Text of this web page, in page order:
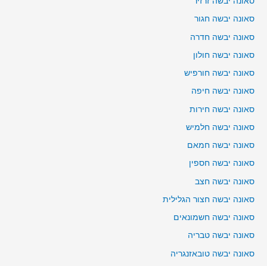
סאונה יבשה חגור
סאונה יבשה חדרה
סאונה יבשה חולון
סאונה יבשה חורפיש
סאונה יבשה חיפה
סאונה יבשה חירות
סאונה יבשה חלמיש
סאונה יבשה חמאם
סאונה יבשה חספין
סאונה יבשה חצב
סאונה יבשה חצור הגלילית
סאונה יבשה חשמונאים
סאונה יבשה טבריה
סאונה יבשה טובאזנגריה